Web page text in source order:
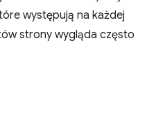
występują na każdej
strony wygląda często